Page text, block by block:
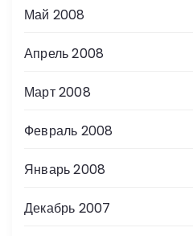
Май 2008
Апрель 2008
Март 2008
Февраль 2008
Январь 2008
Декабрь 2007